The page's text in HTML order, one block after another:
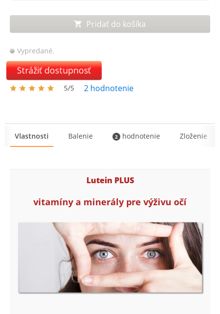
Pridať do košíka
Vypredané.
Strážiť dostupnosť
5/5 2 hodnotenie
Vlastnosti Balenie 2 hodnotenie Zloženie
Lutein PLUS
vitamíny a minerály pre výživu očí